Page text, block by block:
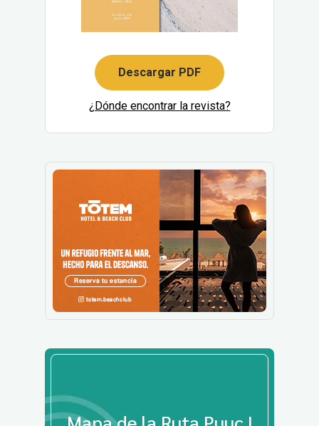
Descargar PDF
¿Dónde encontrar la revista?